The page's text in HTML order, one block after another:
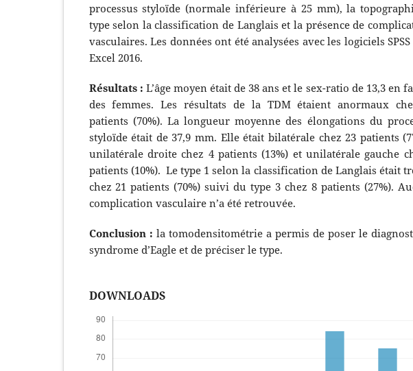
processus styloïde (normale inférieure à 25 mm), la
type selon la classification de Langlais et la présence de
vasculaires. Les données ont été analysées avec les logiciels SPSS
Excel 2016.
Résultats : L’âge moyen était de 38 ans et le sex-ratio de 13,3 en
des femmes. Les résultats de la TDM étaient anormaux
patients (70%). La longueur moyenne des élongations du
styloïde était de 37,9 mm. Elle était bilatérale chez 23 patients
unilatérale droite chez 4 patients (13%) et unilatérale gauche
patients (10%). Le type 1 selon la classification de Langlais était
chez 21 patients (70%) suivi du type 3 chez 8 patients (27%).
complication vasculaire n’a été retrouvée.
Conclusion : la tomodensitométrie a permis de poser le
syndrome d’Eagle et de préciser le type.
DOWNLOADS